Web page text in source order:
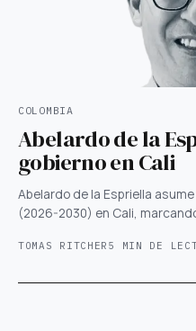
COLOMBIA
Abelardo de la
gobierno en Cali
Abelardo de la Espriella
(2026-2030) en Cali,
TOMAS RITCHER 5 MIN DE